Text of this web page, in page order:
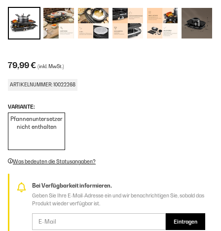
+1
79,99 € (inkl. MwSt.)
ARTIKELNUMMER: 10022268
VARIANTE:
Pfannenuntersetzer
nicht enthalten
Was bedeuten die Statusangaben?
Bei Verfügbarkeit informieren.
Geben Sie Ihre E-Mail-Adresse ein und wir benachrichtigen Sie, sobald das
Produkt wieder verfügbar ist.
Eintragen